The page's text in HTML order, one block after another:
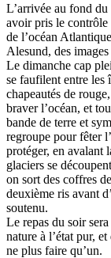
L’arrivée au fond
avoir pris le contrôle
de l’océan
Alesund, des
Le dimanche cap
se faufilent entre les
chapeautés de
braver l’océan, et
bande de terre et
regroupe pour fêter
protéger, en avalant
glaciers se
on sort des coffres
deuxième ris avant
soutenu.
Le repas du soir
nature à l’état pur,
ne plus faire qu’un.